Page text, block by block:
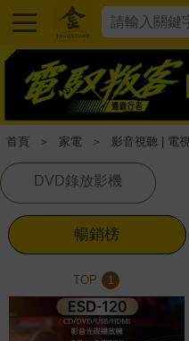
首頁 ＞ 家電 ＞ 影音視聽 | 電視
DVD錄放影機
暢銷榜
TOP 1